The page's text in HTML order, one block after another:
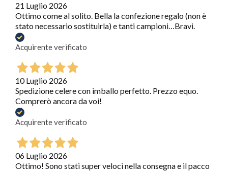
21 Luglio 2026
Ottimo come al solito. Bella la confezione regalo (non è
stato necessario sostituirla) e tanti campioni…Bravi.
Acquirente verificato
10 Luglio 2026
Spedizione celere con imballo perfetto. Prezzo equo.
Comprerò ancora da voi!
Acquirente verificato
06 Luglio 2026
Ottimo! Sono stati super veloci nella consegna e il pacco